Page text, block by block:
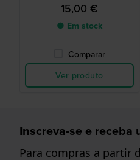
15,00 €
● Em stock
Comparar
Ver produto
Inscreva-se e
Para compras a partir